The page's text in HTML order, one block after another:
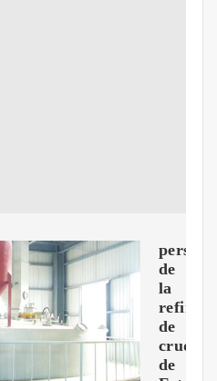
de
la
de
crudo
de